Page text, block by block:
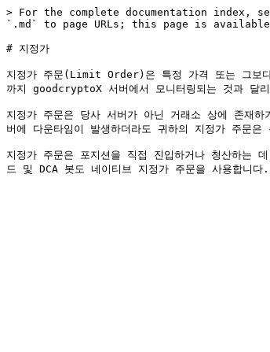
> For the complete documentation index,
`.md` to page URLs; this page is
# 지정가
지정가 주문(Limit Order)은 특정 가격 또는 그보다
까지 goodcryptoX 서버에서 모니터링되는 것과 달
지정가 주문은 당사 서버가 아닌 거래소 상에 존재
버에 다운타임이 발생하더라도 귀하의 지정가 주문
지정가 주문은 포지션을 직접 진입하거나 청산하